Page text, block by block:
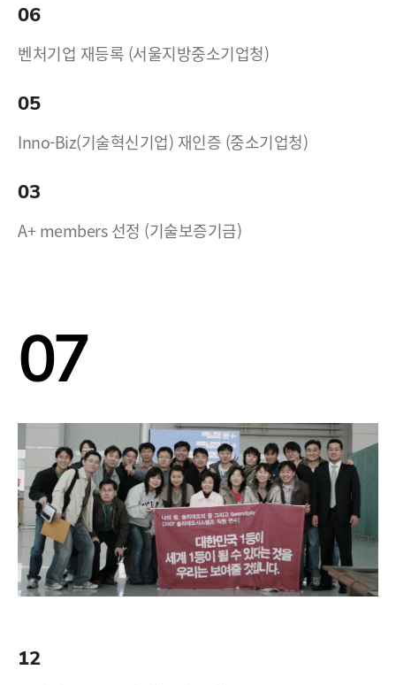
06
벤처기업 재등록 (서울지방중소기업청)
05
Inno-Biz(기술혁신기업) 재인증 (중소기업청)
03
A+ members 선정 (기술보증기금)
07
12